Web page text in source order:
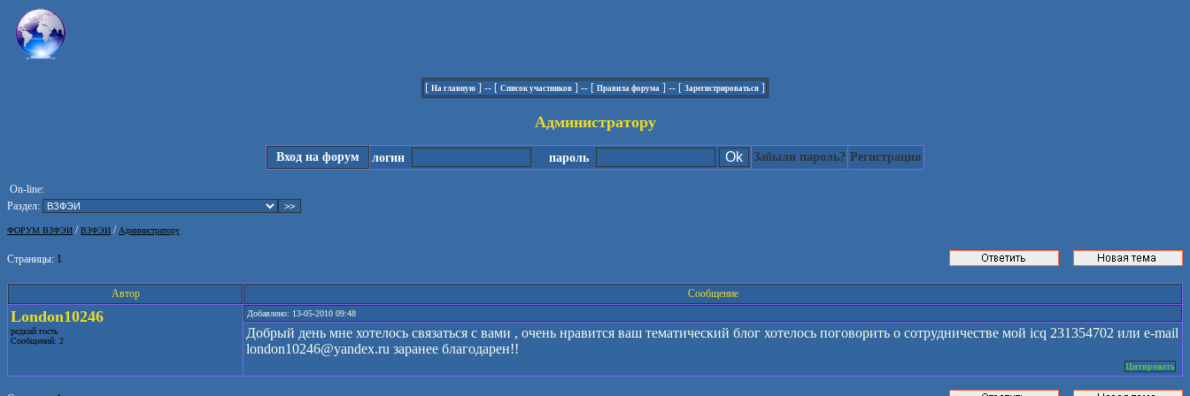
[ На главную ] -- [ Список участников ] -- [ Правила форума ] -- [ Зарегистрироваться ]
Администратору
Вход на форум логин пароль Забыли пароль? Регистрация
On-line:
Раздел:
ФОРУМ ВЗФЭИ /ВЗФЭИ / Администратору
Страницы: 1
Автор Сообщение
London10246
редкий гость
Сообщений: 2
Добавлено: 13-05-2010 09:48
Добрый день мне хотелось связаться с вами , очень нравится ваш тематический блог хотелось поговорить о сотрудничестве мой icq 231354702 или e-mail
london10246@yandex.ru заранее благодарен!!
Цитировать